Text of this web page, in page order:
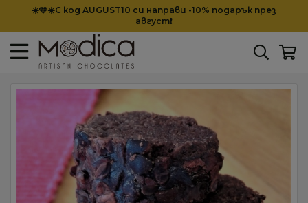
☀️🩵☀️С код AUGUST10 си направи -10% подарък през
август❗